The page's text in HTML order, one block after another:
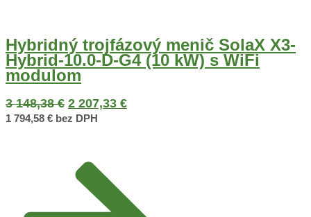
Hybridný trojfázový menič SolaX X3-
Hybrid-10.0-D-G4 (10 kW) s WiFi
modulom
3 148,38€ 2 207,33 €
1 794,58 € bez DPH